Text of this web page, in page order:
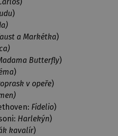
)
a Markétka)
Butterfly)
)
v opeře)
Fidelio)
Harlekýn)
kavalír)